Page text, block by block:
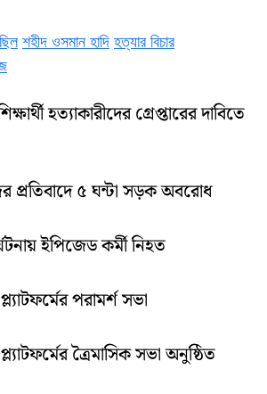
শহীদ ওসমান হাদি হত্যার বিচার
হত্যাকারীদের গ্রেপ্তারের দাবিতে
প্রতিবাদে ৫ ঘন্টা সড়ক অবরোধ
ইপিজেড কর্মী নিহত
পরামর্শ সভা
ত্রৈমাসিক সভা অনুষ্ঠিত